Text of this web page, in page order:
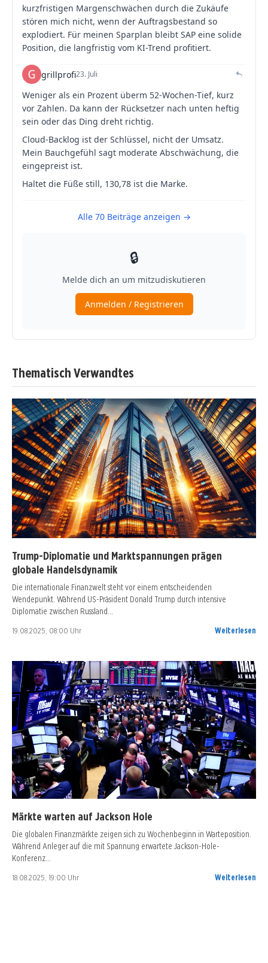
Thematisch Verwandtes
Trump-Diplomatie und Marktspannungen prägen
globale Handelsdynamik
Die internationale Finanzwelt steht vor einem entscheidenden
Wendepunkt. Während US-Präsident Donald Trump durch intensive
Diplomatie zwischen Russland…
19.08.2025, 08:00 Uhr Weiterlesen
Märkte warten auf Jackson Hole
Die globalen Finanzmärkte zeigen sich zu Wochenbeginn in Warteposition.
Während Anleger auf die mit Spannung erwartete Jackson-Hole-
Konferenz…
18.08.2025, 19:00 Uhr Weiterlesen